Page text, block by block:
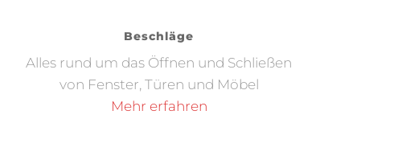
Beschläge
Alles rund um das Öffnen und Schließen
von Fenster, Türen und Möbel
Mehr erfahren